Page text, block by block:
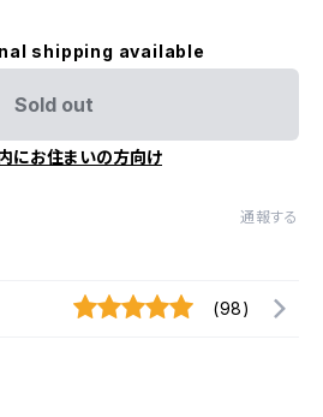
shipping available
Sold out
にお住まいの方向け
通報する
(98)